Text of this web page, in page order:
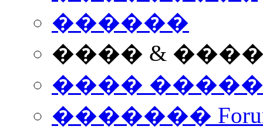
������
���� &
����
�������